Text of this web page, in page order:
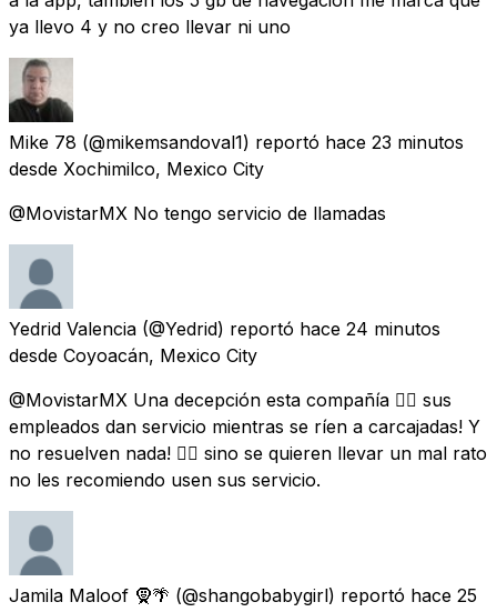
ya llevo 4 y no creo llevar ni uno
Mike 78 (@mikemsandoval1) reportó hace 23 minutos
desde Xochimilco, Mexico City
@MovistarMX No tengo servicio de llamadas
Yedrid Valencia (@Yedrid) reportó hace 24 minutos
desde Coyoacán, Mexico City
@MovistarMX Una decepción esta compañía 👎🏻 sus
empleados dan servicio mientras se ríen a carcajadas! Y
no resuelven nada! 👎🏻 sino se quieren llevar un mal rato
no les recomiendo usen sus servicio.
Jamila Maloof 🧕🌴 (@shangobabygirl) reportó hace 25